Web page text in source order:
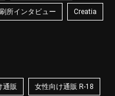
所インタビュー Creatia
通販 女性向け通販 R-18